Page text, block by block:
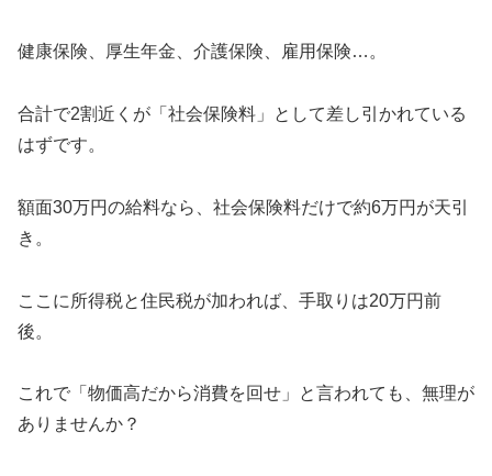
健康保険、厚生年金、介護保険、雇用保険…。
合計で2割近くが「社会保険料」として差し引かれている
はずです。
額面30万円の給料なら、社会保険料だけで約6万円が天引
き。
ここに所得税と住民税が加われば、手取りは20万円前
後。
これで「物価高だから消費を回せ」と言われても、無理が
ありませんか？